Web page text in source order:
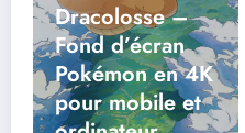
Dracolosse –
Fond d’écran
Pokémon en 4K
pour mobile et